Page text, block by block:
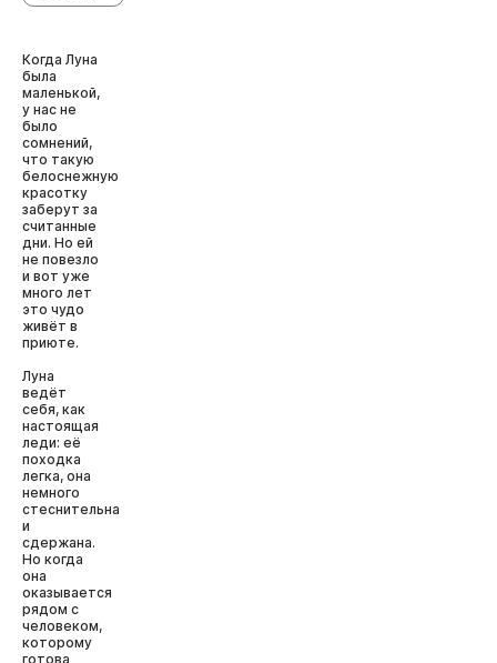
Когда Луна
была
маленькой,
у нас не
было
сомнений,
что такую
белоснежную
красотку
заберут за
считанные
дни. Но ей
не повезло
и вот уже
много лет
это чудо
живёт в
приюте.
Луна
ведёт
себя, как
настоящая
леди: её
походка
легка, она
немного
стеснительна
и
сдержана.
Но когда
она
оказывается
рядом с
человеком,
которому
готова